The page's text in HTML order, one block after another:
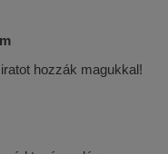
hozzák magukkal!